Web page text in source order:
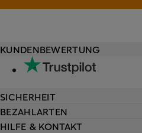
HILFE & KONTAKT
KUNDENBEWERTUNG
SICHERHEIT
BEZAHLARTEN